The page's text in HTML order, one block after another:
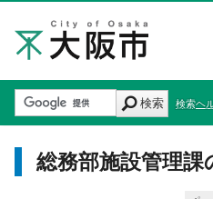
検索 検索ヘ
総務部施設管理課